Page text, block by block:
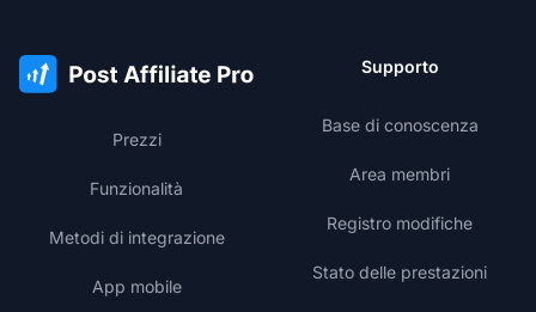
Prezzi
Funzionalità
Metodi di integrazione
App mobile
Supporto
Base di conoscenza
Area membri
Registro modifiche
Stato delle prestazioni